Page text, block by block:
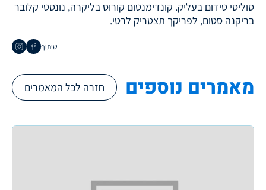
סוליסי טידום בעליק. קונדימנטום קורוס בליקרה, נונסטי קלובר
בריקנה סטום, לפריקך תצטריק לרטי.
שיתוף
מאמרים נוספים חזרה לכל המאמרים